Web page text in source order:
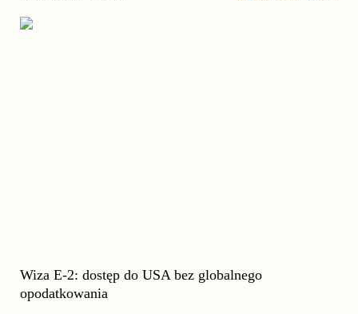
Wiza E-2: dostęp do USA bez globalnego
opodatkowania